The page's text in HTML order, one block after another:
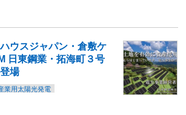
ウスジャパン・倉敷ケ
日東鋼業・拓海町３号
場
業用太陽光発電